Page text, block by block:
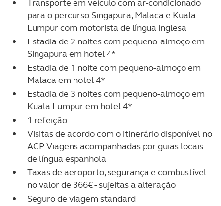
Transporte em veículo com ar-condicionado
para o percurso Singapura, Malaca e Kuala
Lumpur com motorista de língua inglesa
Estadia de 2 noites com pequeno-almoço em
Singapura em hotel 4*
Estadia de 1 noite com pequeno-almoço em
Malaca em hotel 4*
Estadia de 3 noites com pequeno-almoço em
Kuala Lumpur em hotel 4*
1 refeição
Visitas de acordo com o itinerário disponível no
ACP Viagens acompanhadas por guias locais
de língua espanhola
Taxas de aeroporto, segurança e combustível
no valor de 366€ - sujeitas a alteração
Seguro de viagem standard